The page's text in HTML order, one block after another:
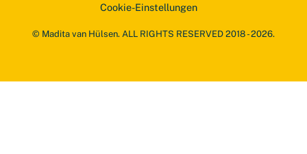
Cookie-Einstellungen
© Madita van Hülsen. ALL RIGHTS RESERVED 2018 - 2026.